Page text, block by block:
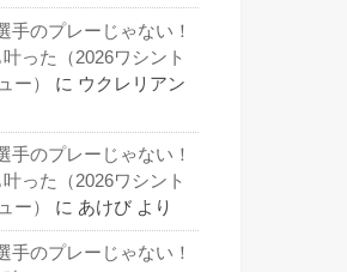
手のプレーじゃない！
った（2026ワシント
ー）
に ウクレリアン
手のプレーじゃない！
った（2026ワシント
ー）
に あけび より
手のプレーじゃない！